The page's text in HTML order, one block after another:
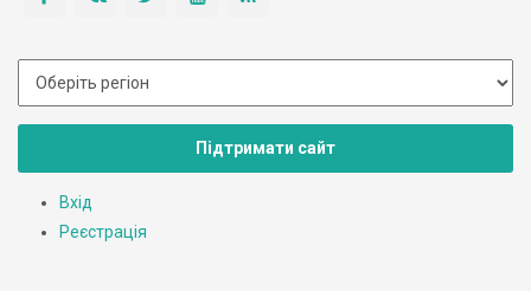
Підтримати сайт
Вхід
Реєстрація